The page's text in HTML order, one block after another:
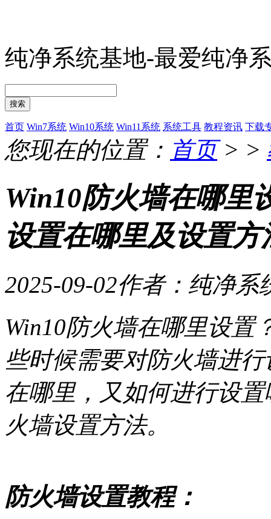
纯净系统基地-最爱纯净
搜索
首页 Win7系统 Win10系统 Win11系统 系统工具 教程资讯 下载
您现在的位置： 首页> >
Win10防火墙在哪里
设置在哪里及设置方
2025-09-02作者：纯净系
Win10防火墙在哪里设置
些时候需要对防火墙进
在哪里，又如何进行设
火墙设置方法。
防火墙设置教程：